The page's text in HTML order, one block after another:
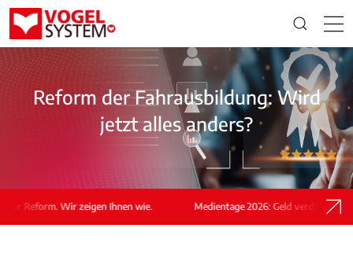
Reform der Fahrausbildung: Wird
jetzt alles anders?
Reform. Wir zeigen Ihnen wie. Medientage 2026: Geld verdienen nach